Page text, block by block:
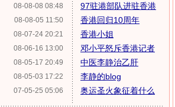
08-08-08 08:48
08-08-05 11:50
08-07-24 20:21
08-06-16 13:00
08-05-17 20:49
08-05-03 17:22
07-05-25 05:06
97驻港部队进驻香港
香港回归10周年
香港小姐
邓小平怒斥香港记者
中医李静治乙肝
李静的blog
奥运圣火象征着什么